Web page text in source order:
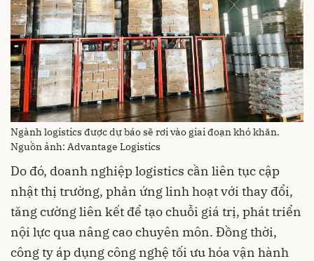
Ngành logistics được dự báo sẽ rơi vào giai đoạn khó khăn.
Nguồn ảnh: Advantage Logistics
Do đó, doanh nghiệp logistics cần liên tục cập
nhật thị trường, phản ứng linh hoạt với thay đổi,
tăng cường liên kết để tạo chuỗi giá trị, phát triển
nội lực qua nâng cao chuyên môn. Đồng thời,
công ty áp dụng công nghệ tối ưu hóa vận hành